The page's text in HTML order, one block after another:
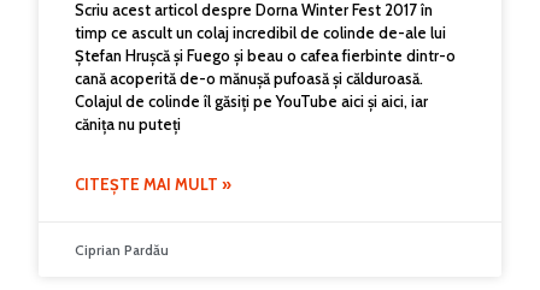
Scriu acest articol despre Dorna Winter Fest 2017 în
timp ce ascult un colaj incredibil de colinde de-ale lui
Ștefan Hrușcă și Fuego și beau o cafea fierbinte dintr-o
cană acoperită de-o mănușă pufoasă și călduroasă.
Colajul de colinde îl găsiți pe YouTube aici și aici, iar
cănița nu puteți
CITEȘTE MAI MULT »
Ciprian Pardău